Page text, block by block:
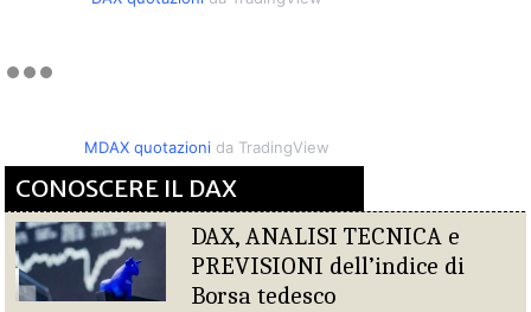
MDAX quotazionida TradingView
CONOSCERE IL DAX
DAX, ANALISI TECNICA e
PREVISIONI dell’indice di
Borsa tedesco